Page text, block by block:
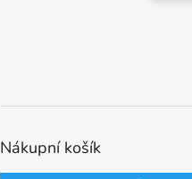
Nákupní košík